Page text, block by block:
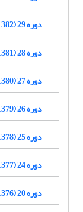
دوره 29 (1382)
دوره 28 (1381)
دوره 27 (1380)
دوره 26 (1379)
دوره 25 (1378)
دوره 24 (1377)
دوره 20 (1376)